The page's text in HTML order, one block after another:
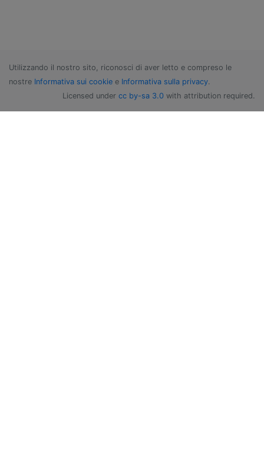
Utilizzando il nostro sito, riconosci di aver letto e compreso le
nostre Informativa sui cookie e Informativa sulla privacy.
Licensed under cc by-sa 3.0 with attribution required.